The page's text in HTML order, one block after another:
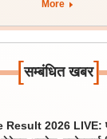
More
[सम्बंधित खबर]
2026 LIVE: